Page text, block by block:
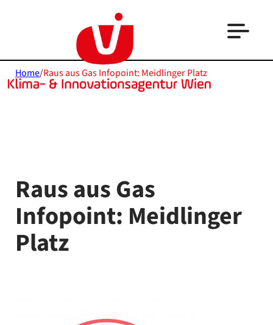
Home/Raus aus Gas Infopoint: Meidlinger Platz
Raus aus Gas
Infopoint: Meidlinger
Platz